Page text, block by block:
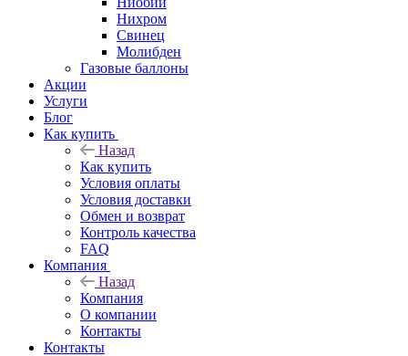
Нихром
Свинец
Молибден
Газовые баллоны
Акции
Услуги
Блог
Как купить
Назад
Как купить
Условия оплаты
Условия доставки
Обмен и возврат
Контроль качества
FAQ
Компания
Назад
Компания
О компании
Контакты
Контакты